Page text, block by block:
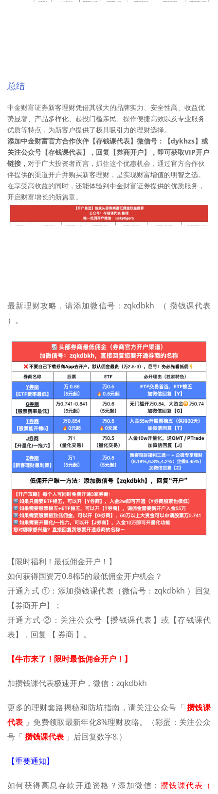
总结
中金财富证券新客理财凭借其强大的品牌实力、安全性高、收益优
势显著、产品多样化、起投门槛亲民、操作便捷高效以及专业服务
优质等特点，为新客户提供了极具吸引力的理财选择。
添加中金财富官方合作伙伴【存钱课代表】微信号：【dykhzs】或
关注公众号【存钱课代表】，回复【券商开户】，即可获取VIP开户
链接， 对于广大投资者而言，抓住这个优惠机会，通过官方合作伙
伴提供的渠道开户并购买新客理财，是实现财富增值的明智之选。
在享受高收益的同时，还能体验到中金财富证券提供的优质服务，
开启财富增长的新篇章。
最新理财攻略，请添加微信号：zqkdbkh （ 攒钱课代表
）。
【限时福利！最低佣金开户！】
如何获得国资万0.8棉5的最低佣金开户机会？
开通方式 ①：添加攒钱课代表（微信号：zqkdbkh ）回复
【券商开户】；
开通方式 ②：关注公众号【攒钱课代表】或【存钱课代
表】，回复 【 券商 】。
【牛市来了！限时最低佣金开户！】
加攒钱课代表极速开户，微信：zqkdbkh
更多的理财套路揭秘和防坑指南，请关注公众号「 攒钱课
代表 」免费领取最新年化8%理财攻略。（彩蛋：关注公众
号「 攒钱课代表 」后回复数字8.）
【重要通知】
如何获得高息存款开通资格？添加微信： 攒钱课代表（